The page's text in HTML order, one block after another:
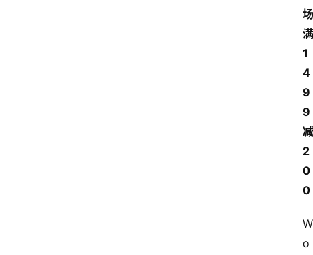
场
满
1
4
9
9
减
2
0
0
W
o